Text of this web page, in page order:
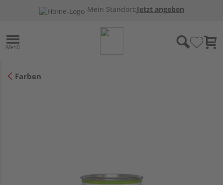
Mein Standort:Jetzt angeben
Farben